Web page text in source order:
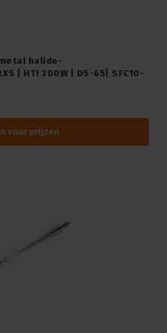
halide-
| HTI 300W | D5-65| SFC10-
voor prijzen